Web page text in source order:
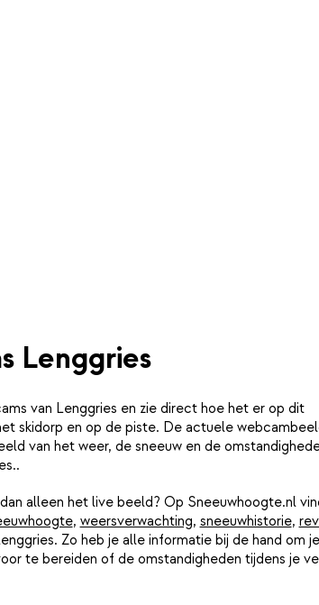
Lenggries
van Lenggries en zie direct hoe het er op dit
skidorp en op de piste. De actuele
van het weer, de sneeuw en de
alleen het live beeld? Op Sneeuwhoogte.nl
, weersverwachting, sneeuwhistorie,
Zo heb je alle informatie bij de hand om je
te bereiden of de omstandigheden tijdens je